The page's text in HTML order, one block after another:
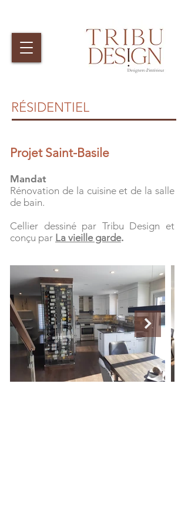
RÉSIDENTIEL
Projet Saint-Basile
Mandat
Rénovation de la cuisine et de la salle
de bain.
Cellier dessiné par Tribu Design et
conçu par La vieille garde.